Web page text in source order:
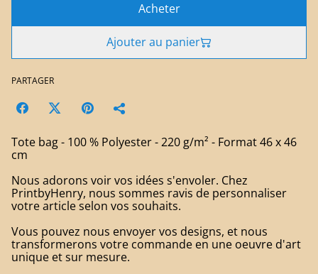
Acheter
Ajouter au panier
PARTAGER
Tote bag - 100 % Polyester - 220 g/m² - Format 46 x 46
cm
Nous adorons voir vos idées s'envoler. Chez
PrintbyHenry, nous sommes ravis de personnaliser
votre article selon vos souhaits.
Vous pouvez nous envoyer vos designs, et nous
transformerons votre commande en une oeuvre d'art
unique et sur mesure.